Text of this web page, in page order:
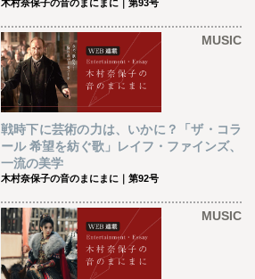
木村奈保子の音のまにまに｜第93号
MUSIC
戦時下に芸術の力は、いかに？「ザ・コラ
ール 希望を紡ぐ歌」レイフ・ファインズ、
一流の美学
木村奈保子の音のまにまに｜第92号
MUSIC